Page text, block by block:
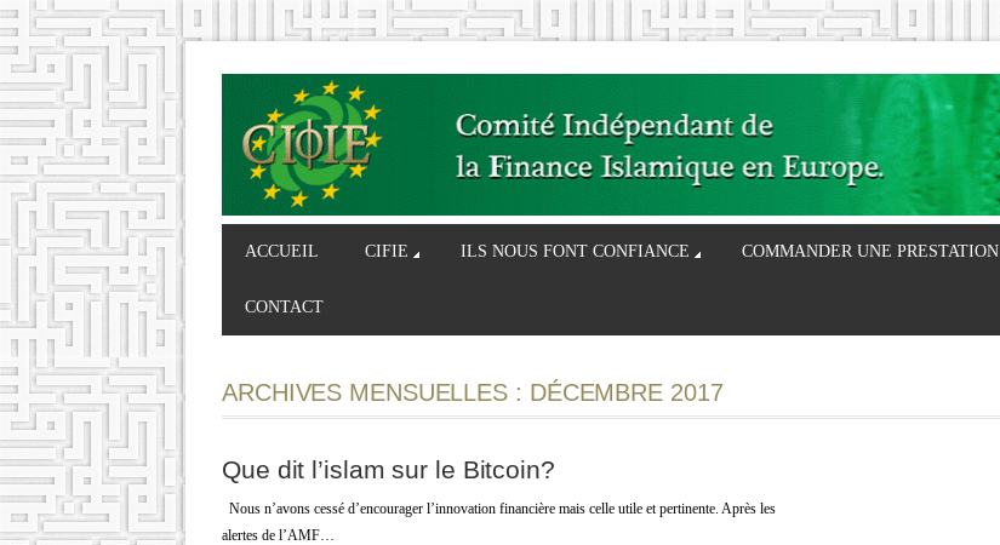
ACCUEIL CIFIE ILS NOUS FONT CONFIANCE COMMANDER UNE PRESTATION
CONTACT
ARCHIVES MENSUELLES : DÉCEMBRE 2017
Que dit l’islam sur le Bitcoin?
Nous n’avons cessé d’encourager l’innovation financière mais celle utile et pertinente. Après les
alertes de l’AMF…